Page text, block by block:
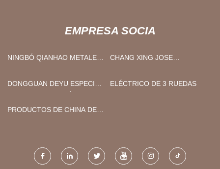
EMPRESA SOCIA
NINGBÓ QIANHAO METALES
CHANG XING JOSE
COMPAÑÍA, LIMITADO
DONGGUAN DEYU ESPECIAL
LIMITADO.
ELÉCTRICO DE 3 RUEDAS
PRODUCTOS DE CHINA DE